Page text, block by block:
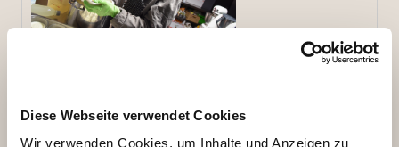
Diese Webseite verwendet Cookies
Wir verwenden Cookies, um Inhalte und Anzeigen zu
in Küchen verschiedener Restaurants gesammelt. Die